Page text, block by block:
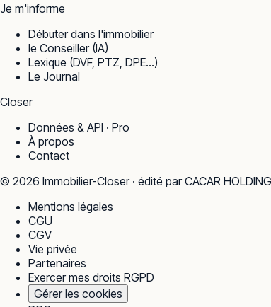
Je m'informe
Débuter dans l'immobilier
le Conseiller (IA)
Lexique (DVF, PTZ, DPE…)
Le Journal
Closer
Données & API · Pro
À propos
Contact
© 2026 Immobilier-Closer · édité par CACAR
Mentions légales
CGU
CGV
Vie privée
Partenaires
Exercer mes droits RGPD
Gérer les cookies